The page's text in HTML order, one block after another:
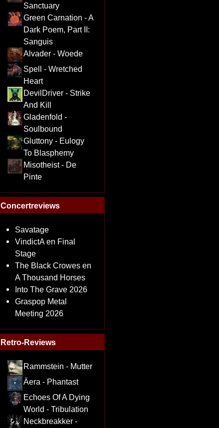
Sanctuary
Green Carnation - A
Dark Poem, Part II:
Sanguis
Alvader - Woede
Spell - Wretched
Heart
DevilDriver - Strike
And Kill
Gladenfold -
Soulbound
Gluttony - Eulogy
To Blasphemy
Misotheist - De
Pinte
Concertreviews
Savatage
VindictA en Final
Stage
The Black Crowes en
A Thousand Horses
Into The Grave 2026
Graspop Metal
Meeting 2026
Retro-Reviews
Rammstein - Mutter
Äera - Phantast
Echoes Of A Dying
World - Tribulation
Neckbreakker -